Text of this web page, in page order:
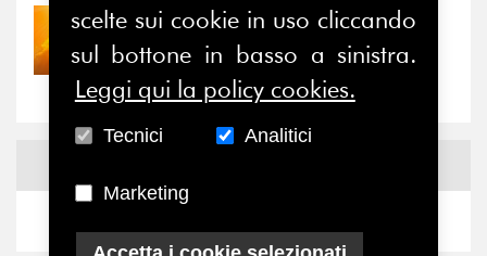
30/07/2026
Nove anni dopo la
“grande cecità”: la...
scelte sui cookie in uso cliccando
sul bottone in basso a sinistra.
Leggi qui la policy cookies.
Tecnici Analitici
Marketing